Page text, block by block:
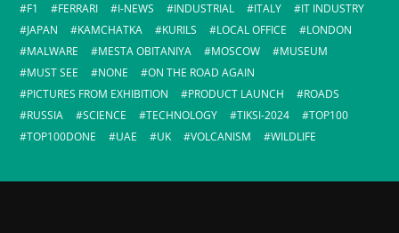
F1
FERRARI I-NEWS INDUSTRIAL ITALY
IT INDUSTRY
JAPAN
KAMCHATKA KURILS LOCAL OFFICE
LONDON
MALWARE
MESTA OBITANIYA MOSCOW
MUSEUM
MUST SEE
NONE
ON THE ROAD AGAIN
PICTURES FROM EXHIBITION
PRODUCT LAUNCH
ROADS
RUSSIA
SCIENCE TECHNOLOGY TIKSI-2024
TOP100
TOP100DONE
UAE UK VOLCANISM WILDLIFE